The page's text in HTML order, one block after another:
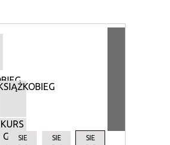
KURS
GRYSIE SIE SIE